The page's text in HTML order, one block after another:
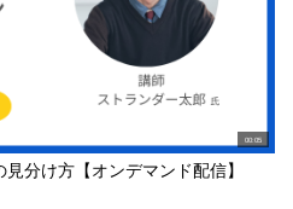
00:05
分け方【オンデマンド配信】